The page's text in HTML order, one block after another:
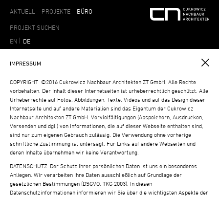
AKTUELL PROJEKTE BÜRO
EN DE
IMPRESSUM
COPYRIGHT ©2016 Cukrowicz Nachbaur Architekten ZT GmbH. Alle Rechte
vorbehalten. Der Inhalt dieser Internetseiten ist urheberrechtlich geschützt. Alle
Urheberrechte auf Fotos, Abbildungen, Texte, Videos und auf das Design dieser
Internetseite und auf andere Materialien sind das Eigentum der Cukrowicz
Nachbaur Architekten ZT GmbH. Vervielfältigungen (Abspeichern, Ausdrucken,
Versenden und dgl.) von Informationen, die auf dieser Webseite enthalten sind,
sind nur zum eigenen Gebrauch zulässig. Die Verwendung ohne vorherige
schriftliche Zustimmung ist untersagt. Für Links auf andere Webseiten und
deren Inhalte übernehmen wir keine Verantwortung.
DATENSCHUTZ Der Schutz Ihrer persönlichen Daten ist uns ein besonderes
Anliegen. Wir verarbeiten Ihre Daten ausschließlich auf Grundlage der
gesetzlichen Bestimmungen (DSGVO, TKG 2003). In diesen
Datenschutzinformationen informieren wir Sie über die wichtigsten Aspekte der